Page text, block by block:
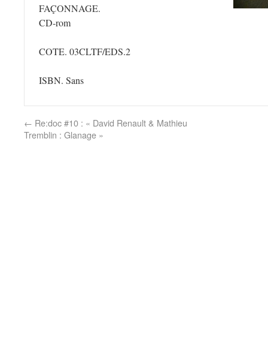
FAÇONNAGE.
CD-rom
COTE. 03CLTF/EDS.2
ISBN. Sans
← Re:doc #10 : « David Renault & Mathieu
Tremblin : Glanage »